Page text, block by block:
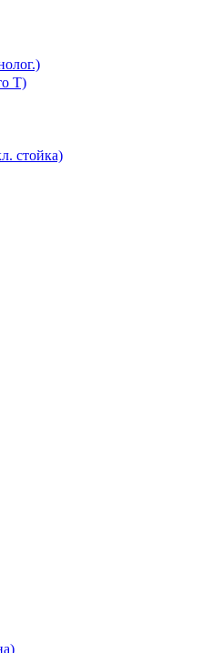
Т)
стойка)